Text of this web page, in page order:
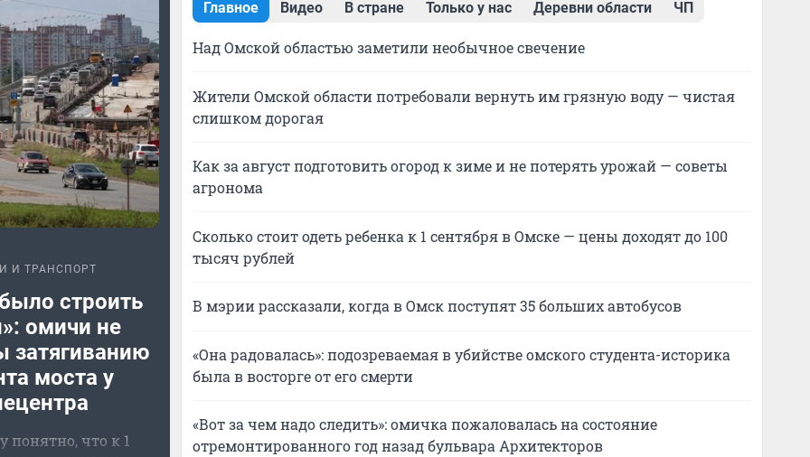
И ТРАНСПОРТ
строить
омичи не
затягиванию
моста у
понятно, что к 1
Главное Видео В стране Только у нас Деревни области ЧП
Над Омской областью заметили необычное свечение
Жители Омской области потребовали вернуть им грязную воду — чистая
слишком дорогая
Как за август подготовить огород к зиме и не потерять урожай — советы
агронома
Сколько стоит одеть ребенка к 1 сентября в Омске — цены доходят до 100
тысяч рублей
В мэрии рассказали, когда в Омск поступят 35 больших автобусов
«Она радовалась»: подозреваемая в убийстве омского студента-историка
была в восторге от его смерти
«Вот за чем надо следить»: омичка пожаловалась на состояние
отремонтированного год назад бульвара Архитекторов